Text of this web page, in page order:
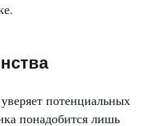
потенциальных
понадобится лишь